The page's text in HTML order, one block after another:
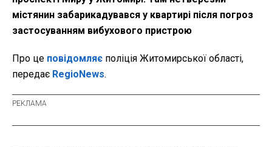
містянин забарикадувався у квартирі після погроз
застосуванням вибухового пристрою
Про це повідомляє поліція Житомирської області,
передає RegioNews.